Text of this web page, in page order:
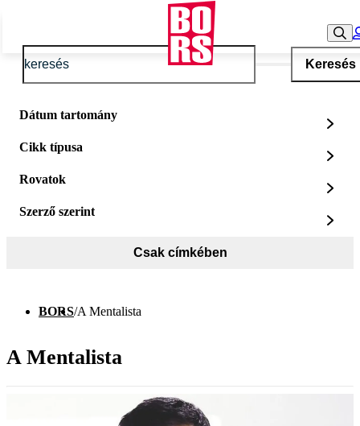
Keresés
Dátum tartomány
Cikk típusa
Rovatok
Szerző szerint
Csak címkében
BORS/A Mentalista
A Mentalista